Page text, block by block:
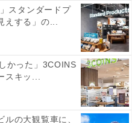
スタンダードプ
えする」の...
かった」3COINS
スキッ...
ルの大観覧車に、